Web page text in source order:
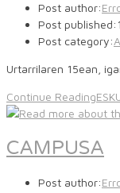
Post author:
Post published:
Post category:
Urtarrilaren 15ean,
Continue Reading
CAMPUSA
Post author: